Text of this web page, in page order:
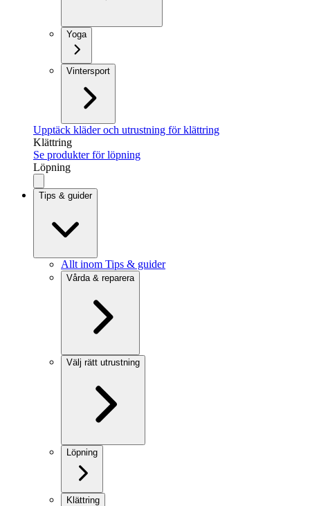
Yoga
Vintersport
Upptäck kläder och utrustning för klättring
Klättring
Se produkter för löpning
Löpning
Tips & guider
Allt inom Tips & guider
Vårda & reparera
Välj rätt utrustning
Löpning
Klättring